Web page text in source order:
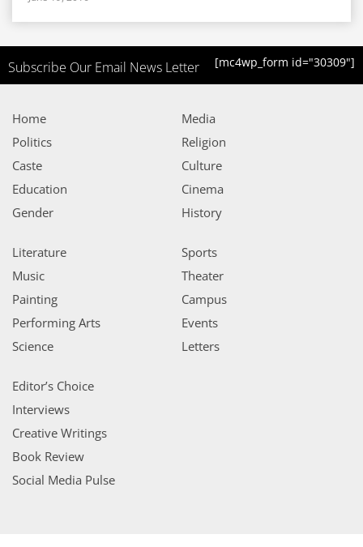
Subscribe Our Email News Letter [mc4wp_form id="30309"]
Home
Politics
Caste
Education
Gender
Media
Religion
Culture
Cinema
History
Literature
Music
Painting
Performing Arts
Science
Sports
Theater
Campus
Events
Letters
Editor’s Choice
Interviews
Creative Writings
Book Review
Social Media Pulse